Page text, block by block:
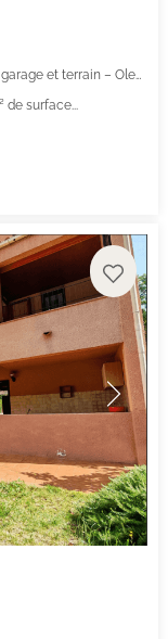
surface...